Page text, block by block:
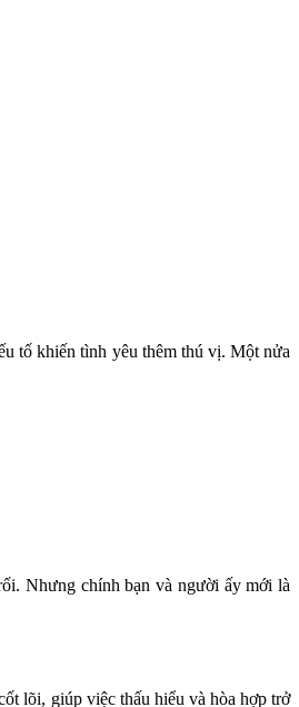
tố khiến tình yêu thêm thú vị. Một nửa
Nhưng chính bạn và người ấy mới là
lõi, giúp việc thấu hiểu và hòa hợp trở